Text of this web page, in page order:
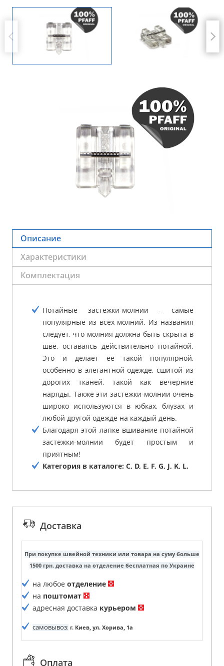
Описание
Характеристики
Комплектация
Потайные застежки-молнии - самые
популярные из всех молний. Из названия
следует, что молния должна быть скрыта в
шве, оставаясь действительно потайной.
Это и делает ее такой популярной,
особенно в элегантной одежде, сшитой из
дорогих тканей, такой как вечерние
наряды. Также эти застежки-молнии очень
широко используются в юбках, блузах и
любой другой одежде на каждый день.
Благодаря этой лапке вшивание потайной
застежки-молнии будет простым и
приятным!
Категория в каталоге: C, D, E, F, G, J, K, L.
Доставка
При покупке швейной техники или товара на суму больше
1500 грн. доставка на отделение бесплатная по Украине
на любое отделение
на поштомат
адресная доставка курьером
самовывоз: г. Киев, ул. Хорива, 1а
Оплата